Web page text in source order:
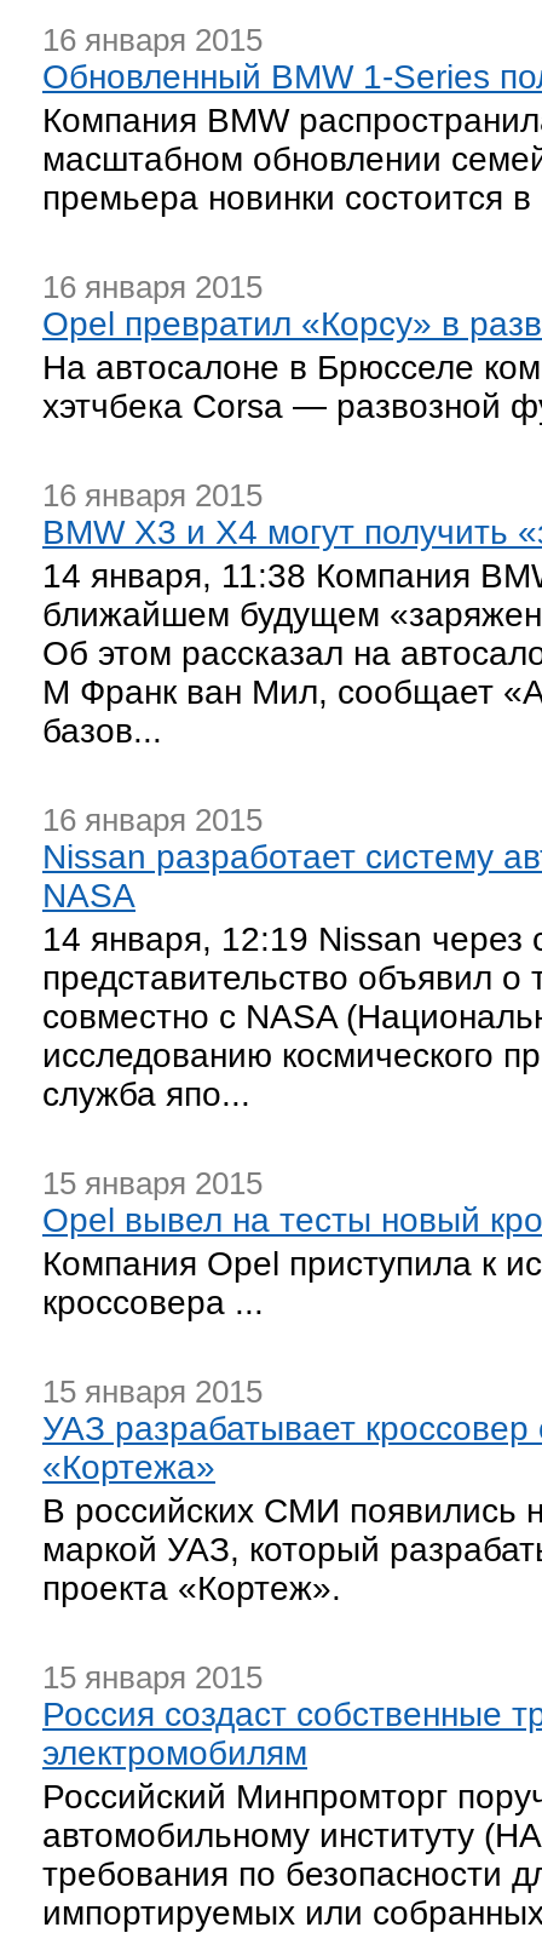
16 января 2015
Обновленный BMW 1-Series
Компания BMW
масштабном обновлении
премьера новинки состоится
16 января 2015
Opel превратил «Корсу» в
На автосалоне в Брюсселе
хэтчбека Corsa — развозной
16 января 2015
BMW X3 и X4 могут получить
14 января, 11:38 Компания
ближайшем будущем
Об этом рассказал на
M Франк ван Мил, сообщает
базов...
16 января 2015
Nissan разработает систему
NASA
14 января, 12:19 Nissan через
представительство объявил о
совместно с NASA
исследованию космического
служба япо...
15 января 2015
Opel вывел на тесты новый
Компания Opel приступила к
кроссовера ...
15 января 2015
УАЗ разрабатывает
«Кортежа»
В российских СМИ появились
маркой УАЗ, который
проекта «Кортеж».
15 января 2015
Россия создаст собственные
электромобилям
Российский Минпромторг
автомобильному институту
требования по безопасности
импортируемых или